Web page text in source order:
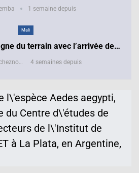
1 semaine depuis
Mali
du terrain avec l’arrivée de…
4 semaines depuis